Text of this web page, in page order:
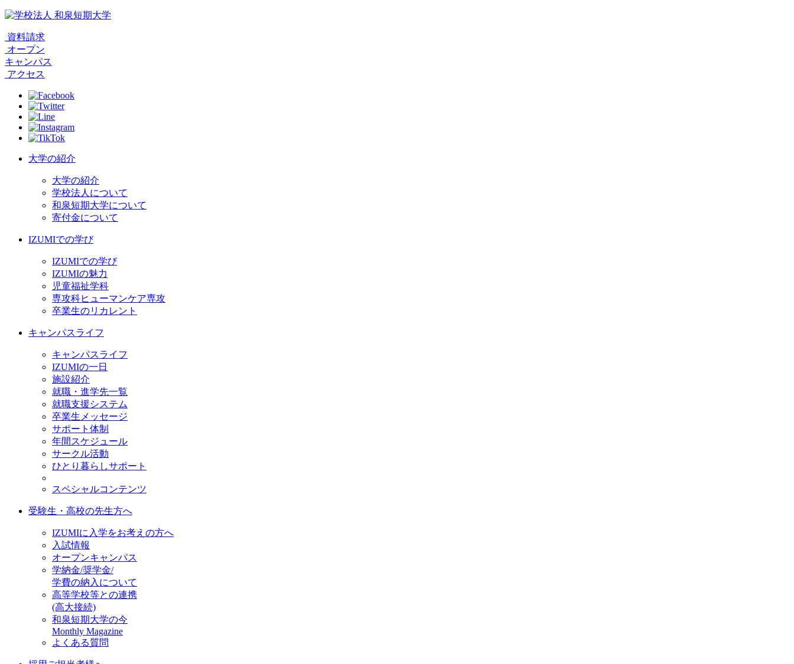
資料請求
オープン
キャンパス
アクセス
大学の紹介
大学の紹介
学校法人について
和泉短期大学について
寄付金について
IZUMIでの学び
IZUMIでの学び
IZUMIの魅力
児童福祉学科
専攻科ヒューマンケア専攻
卒業生のリカレント
キャンパスライフ
キャンパスライフ
IZUMIの一日
施設紹介
就職・進学先一覧
就職支援システム
卒業生メッセージ
サポート体制
年間スケジュール
サークル活動
ひとり暮らしサポート
スペシャルコンテンツ
受験生・高校の先生方へ
IZUMIに入学をお考えの方へ
入試情報
オープンキャンパス
学納金/奨学金/
学費の納入について
高等学校等との連携
(高大接続)
和泉短期大学の今
Monthly Magazine
よくある質問